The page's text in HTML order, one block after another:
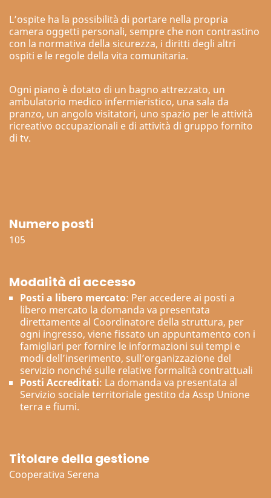
L’ospite ha la possibilità di portare nella propria
camera oggetti personali, sempre che non contrastino
con la normativa della sicurezza, i diritti degli altri
ospiti e le regole della vita comunitaria.
Ogni piano è dotato di un bagno attrezzato, un
ambulatorio medico infermieristico, una sala da
pranzo, un angolo visitatori, uno spazio per le attività
ricreativo occupazionali e di attività di gruppo fornito
di tv.
Titolare della gestione
Cooperativa Serena
Modalità di accesso
Posti a libero mercato: Per accedere ai posti a
libero mercato la domanda va presentata
direttamente al Coordinatore della struttura, per
ogni ingresso, viene fissato un appuntamento con i
famigliari per fornire le informazioni sui tempi e
modi dell’inserimento, sull’organizzazione del
servizio nonché sulle relative formalità contrattuali
Posti Accreditati: La domanda va presentata al
Servizio sociale territoriale gestito da Assp Unione
terra e fiumi.
Numero posti
105